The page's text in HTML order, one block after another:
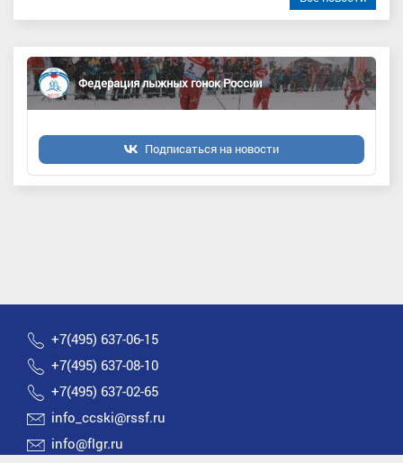
Федерация лыжных гонок России
Подписаться на новости
+7(495) 637-06-15
+7(495) 637-08-10
+7(495) 637-02-65
info_ccski@rssf.ru
info@flgr.ru